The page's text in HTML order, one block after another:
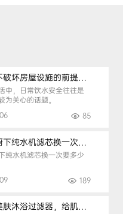
如何在不破坏房屋设施的前提下，挑选到合适的租房净水器
中，日常饮水安全往往是
为关心的话题。
85
易开得厨下纯水机滤芯换一次要多少钱
纯水机滤芯换一次要多少
189
易开得美肤沐浴过滤器，给肌肤纯净呵护